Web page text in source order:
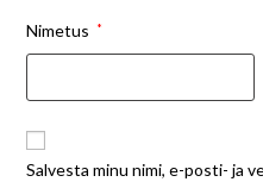
Nimetus *
Salvesta minu nimi, e-posti- ja